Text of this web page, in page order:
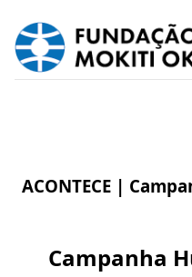
ACONTECE |
Campanha